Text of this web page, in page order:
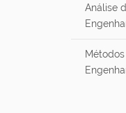
Análise